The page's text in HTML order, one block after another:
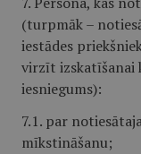
(turpmāk –
iestādes
virzīt izskatīšanai
iesniegums):
7.1. par
mīkstināšanu;